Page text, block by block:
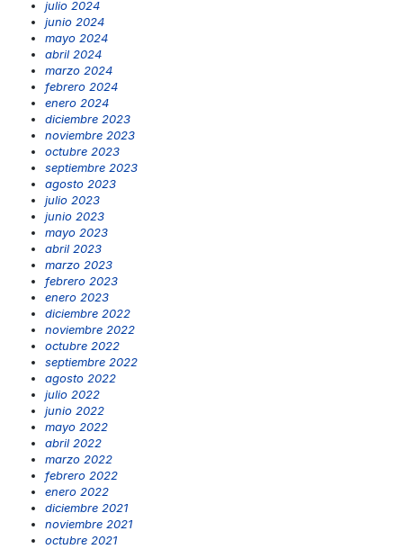
julio 2024
junio 2024
mayo 2024
abril 2024
marzo 2024
febrero 2024
enero 2024
diciembre 2023
noviembre 2023
octubre 2023
septiembre 2023
agosto 2023
julio 2023
junio 2023
mayo 2023
abril 2023
marzo 2023
febrero 2023
enero 2023
diciembre 2022
noviembre 2022
octubre 2022
septiembre 2022
agosto 2022
julio 2022
junio 2022
mayo 2022
abril 2022
marzo 2022
febrero 2022
enero 2022
diciembre 2021
noviembre 2021
octubre 2021